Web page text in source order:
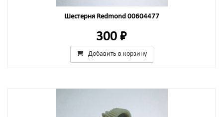
Шестерня Redmond 00604477
300 ₽
Добавить в корзину